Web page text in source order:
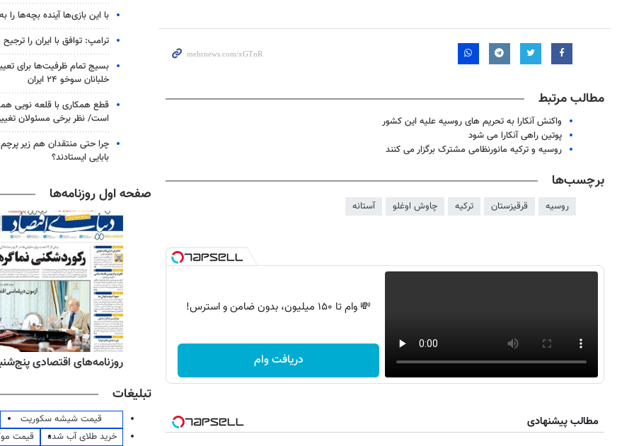
مطالب مرتبط
واکنش آنکارا به تحریم های روسیه علیه این کشور
پوتین راهی آنکارا می شود
روسیه و ترکیه مانورنظامی مشترک برگزار می کنند
برچسب‌ها
روسیه قرقیزستان ترکیه چاوش اوغلو آستانه
💸 وام تا ۱۵۰ میلیون، بدون ضامن و استرس!
دریافت وام
مطالب پیشنهادی
با این بازی‌ها آینده بچه‌ها را
ترامپ: توافق با ایران را
بسیج تمام ظرفیت‌ها برای
خلبانان سوخو ۲۴ ایران
قطع همکاری با قلعه نویی
است/ نظر برخی مسئولان
چرا حتی منتقدان هم زیر
بابایی ایستادند؟
صفحه اول روزنامه‌ها
روزنامه‌های اقتصادی چهارشنبه ۱۴ مرداد ۱۴۰۵ روزنامه‌های ورزشی پنج‌شنبه ۱۵ مرداد ۱۴۰۵ روزنامه‌های اقتصادی پنج‌شنبه ۱۵ مرداد
تبلیغات
قیمت شیشه سکوریت
خرید طلای آب شده
قیمت